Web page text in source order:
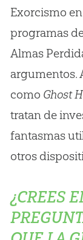
Exorcismo
programas
Almas
argumentos.
como Ghost
tratan de
fantasmas
otros
¿CREES